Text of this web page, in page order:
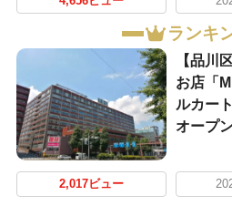
ランキ
【品川
お店「
ルカー
オープ
2,017ビュー